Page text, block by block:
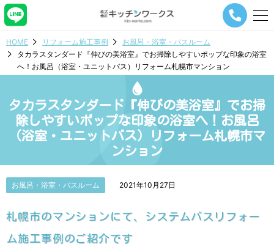
メ
ー
ビ
ー
シ
ン
ボ
ン
HOME リフォーム施工事例
お風呂・浴室・バスルーム
タカラスタンダード『伸びの美浴室』でお掃除しやすいポップな印象の浴室
へ！お風呂（浴室・ユニットバス）リフォーム札幌市マンション
タカラスタンダード『伸びの美浴室』でお掃
除しやすいポップな印象の浴室へ！お風呂
（浴室・ユニットバス）リフォーム札幌市マ
ンション
お風呂・浴室・バスルーム 2021年10月27日
札幌市のマンションにて、システムバスリフォー
ム施工事例のご紹介です